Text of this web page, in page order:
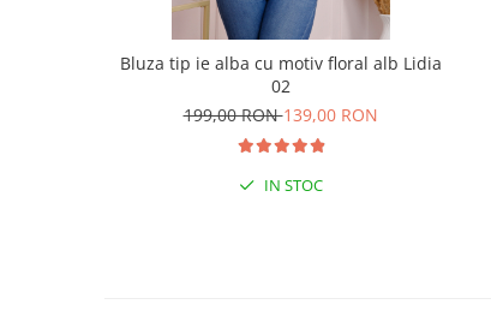
Bluza tip ie alba cu motiv floral alb Lidia
02
199,00 RON139,00 RON
IN STOC